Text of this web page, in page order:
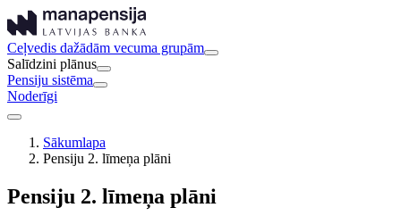
Ceļvedis dažādām vecuma grupām
Salīdzini plānus
Pensiju sistēma
Noderīgi
Sākumlapa
Pensiju 2. līmeņa plāni
Pensiju 2. līmeņa plāni